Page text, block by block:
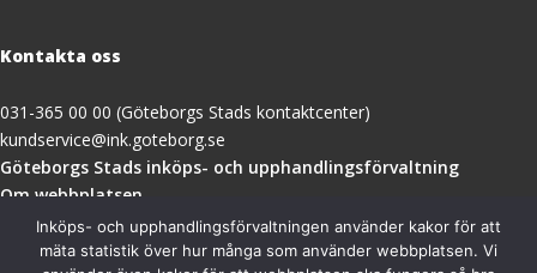
Kontakta oss
031-365 00 00 (Göteborgs Stads kontaktcenter)
kundservice@ink.goteborg.se
Göteborgs Stads inköps- och upphandlingsförvaltning(öppnas
nytt
fönster)
Om webbplatsen
Tillgänglighetsredogörelse
Inköps- och upphandlingsförvaltningen använder kakor för att
mäta statistik över hur många som använder webbplatsen. Vi